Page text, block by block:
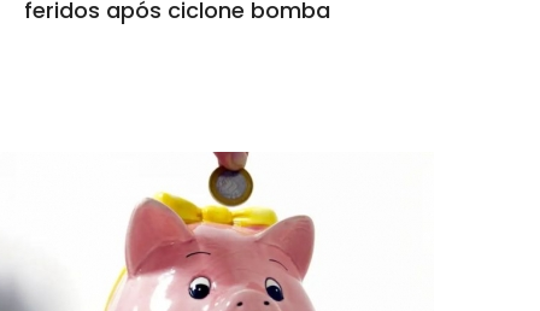
feridos após ciclone bomba